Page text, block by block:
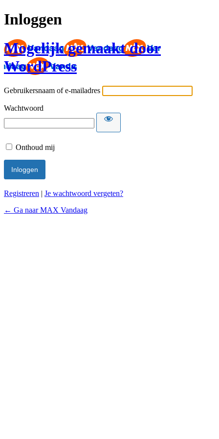
Inloggen
Mogelijk gemaakt door
WordPress
Gebruikersnaam of e-mailadres
Wachtwoord
Onthoud mij
Registreren | Je wachtwoord vergeten?
← Ga naar MAX Vandaag